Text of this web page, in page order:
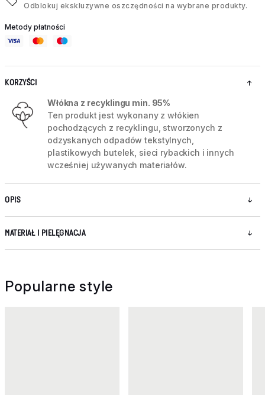
Odblokuj ekskluzywne oszczędności na wybrane produkty.
Metody płatności
KORZYŚCI
Włókna z recyklingu min. 95%
Ten produkt jest wykonany z włókien
pochodzących z recyklingu, stworzonych z
odzyskanych odpadów tekstylnych,
plastikowych butelek, sieci rybackich i innych
wcześniej używanych materiałów.
OPIS
MATERIAŁ I PIELĘGNACJA
Popularne style